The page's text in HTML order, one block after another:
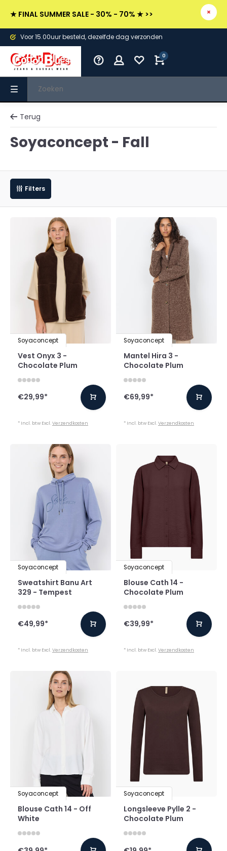
★ FINAL SUMMER SALE - 30% - 70% ★ >>
Voor 15.00uur besteld, dezelfde dag verzonden
0
Terug
Soyaconcept - Fall
Filters
Soyaconcept
Vest Onyx 3 -
Chocolate Plum
€29,99*
* Incl. btw Excl.Verzendkosten
Soyaconcept
Mantel Hira 3 -
Chocolate Plum
€69,99*
* Incl. btw Excl.Verzendkosten
Soyaconcept
Sweatshirt Banu Art
329 - Tempest
€49,99*
* Incl. btw Excl. Verzendkosten
Soyaconcept
Blouse Cath 14 -
Chocolate Plum
€39,99*
* Incl. btw Excl. Verzendkosten
Soyaconcept
Blouse Cath 14 - Off
White
Soyaconcept
Longsleeve Pylle 2 -
Chocolate Plum